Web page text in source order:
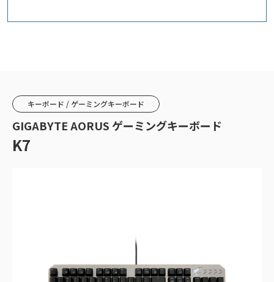
キーボード / ゲーミングキーボード
GIGABYTE AORUS ゲーミングキーボード
K7